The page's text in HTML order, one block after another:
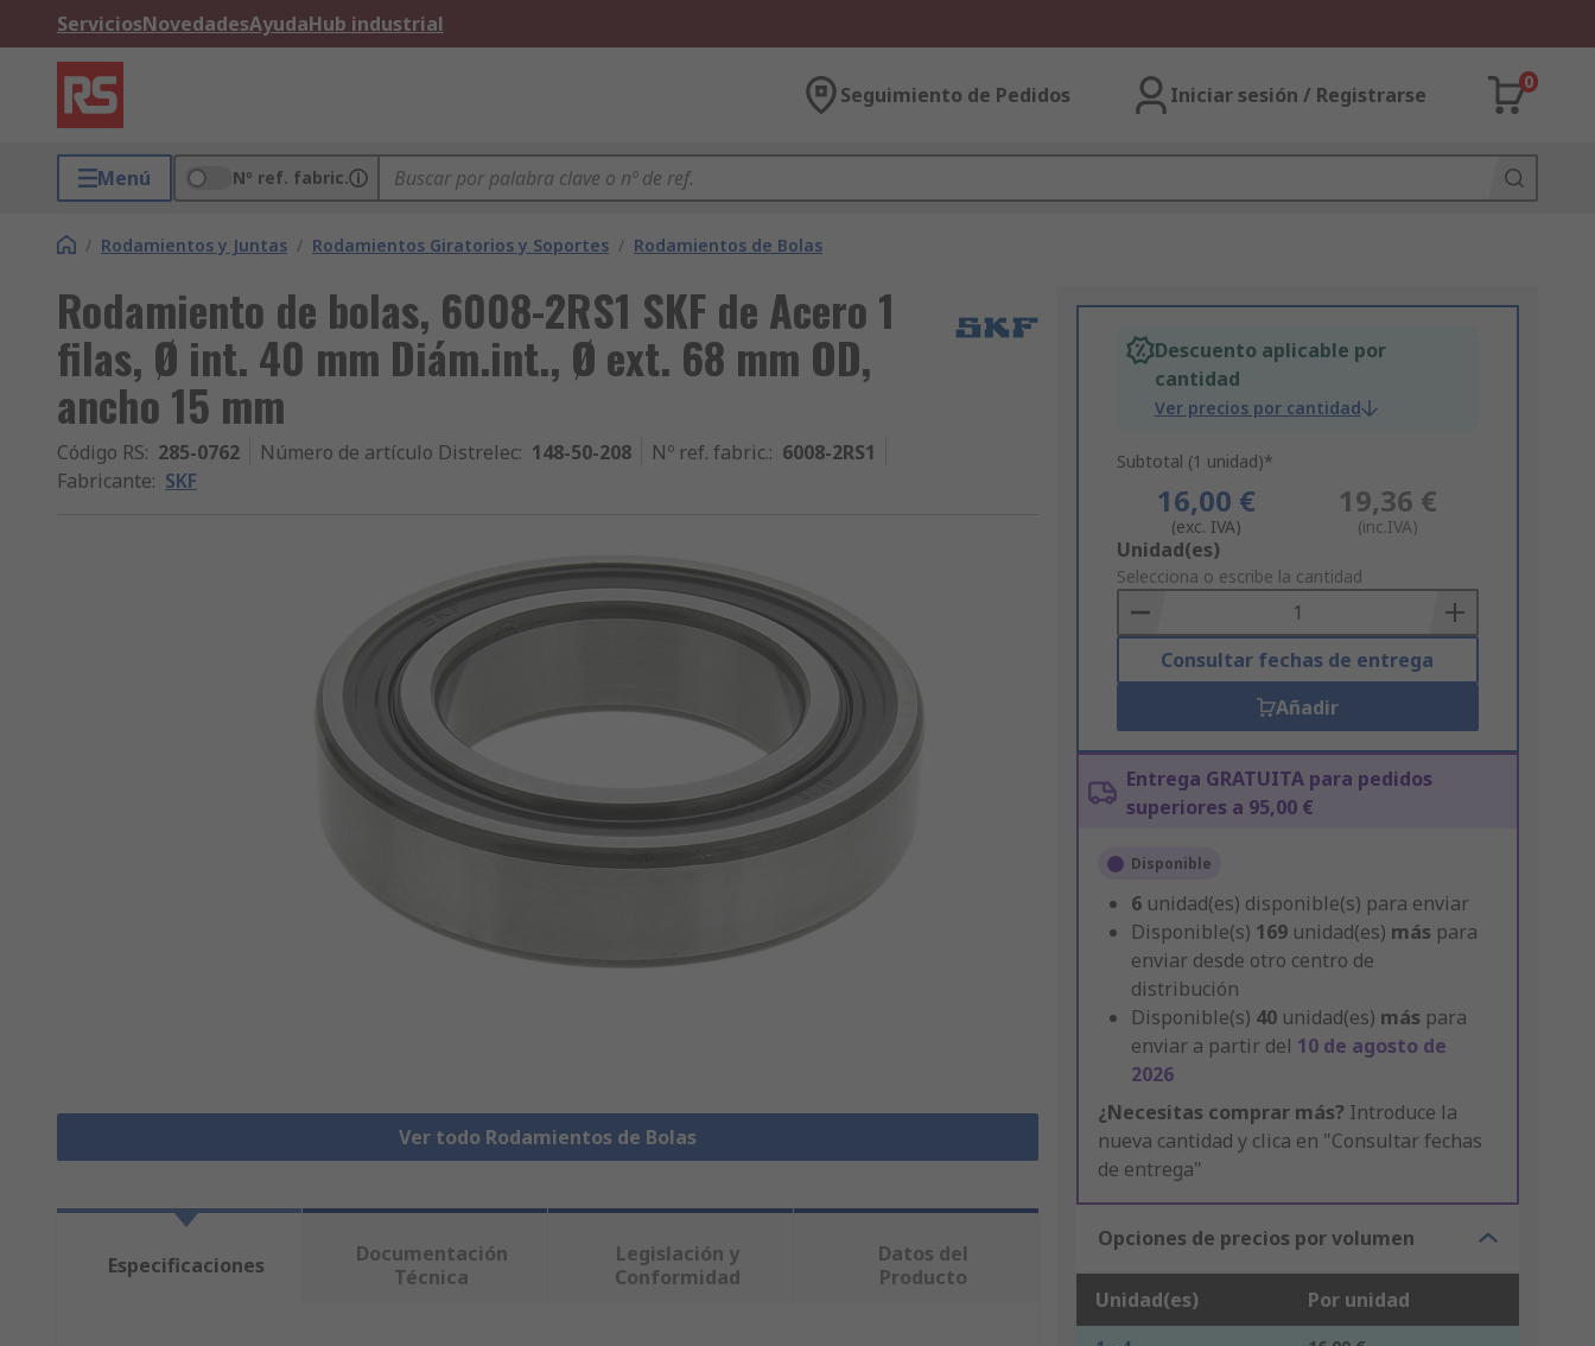
ServiciosNovedadesAyudaHub industrial
Seguimiento de Pedidos Iniciar sesión / Registrarse
0
Menú Nº ref. fabric.
/ Rodamientos y Juntas / Rodamientos Giratorios y Soportes / Rodamientos de Bolas
Rodamiento de bolas, 6008-2RS1 SKF de Acero 1
filas, Ø int. 40 mm Diám.int., Ø ext. 68 mm OD,
ancho 15 mm
Código RS: 285-0762 Número de artículo Distrelec: 148-50-208 Nº ref. fabric.: 6008-2RS1
Fabricante: SKF
Ver todo Rodamientos de Bolas
Descuento aplicable por
cantidad
Ver precios por cantidad
Subtotal (1 unidad)*
16,00 €
(exc. IVA)
19,36 €
(inc.IVA)
Add
to
Basket
Unidad(es)
Selecciona o escribe la cantidad
Consultar fechas de entrega
Añadir
Entrega GRATUITA para pedidos
superiores a 95,00 €
Disponible
6 unidad(es) disponible(s) para enviar
Disponible(s) 169 unidad(es) más para
enviar desde otro centro de
distribución
Disponible(s) 40 unidad(es) más para
enviar a partir del 10 de agosto de
2026
¿Necesitas comprar más? Introduce la
nueva cantidad y clica en "Consultar fechas
de entrega"
Opciones de precios por volumen
Unidad(es) Por unidad
Especificaciones
Documentación
Técnica
Legislación y
Conformidad
Datos del
Producto